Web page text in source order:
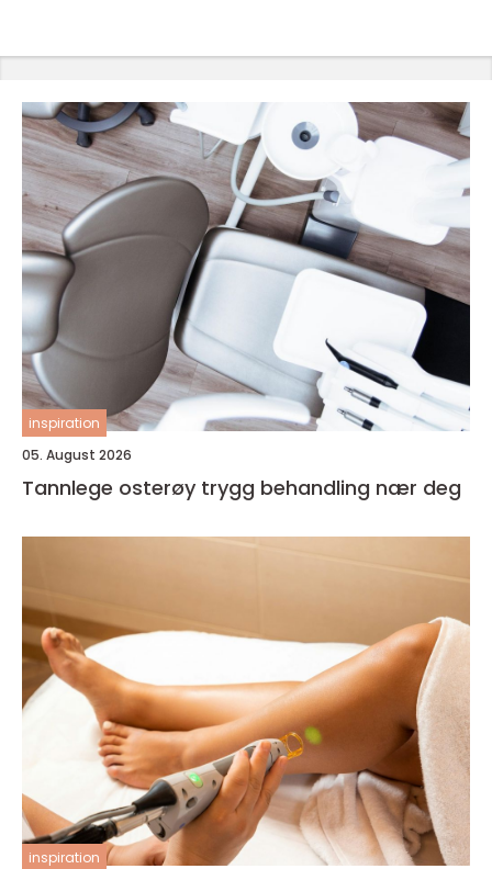
inspiration
05. August 2026
Tannlege osterøy trygg behandling nær deg
inspiration